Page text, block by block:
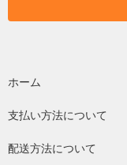
ホーム
支払い方法について
配送方法について